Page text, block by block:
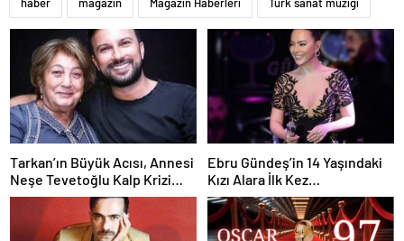
Tarkan’ın Büyük Acısı, Annesi
Neşe Tevetoğlu Kalp Krizi
Sonucu Hayatını Kaybetti
Ebru Gündeş’in 14 Yaşındaki
Kızı Alara İlk Kez
Görüntülendi!